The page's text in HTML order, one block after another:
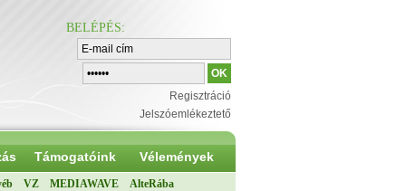
BELÉPÉS:
Regisztráció
Jelszóemlékeztető
Támogatóink Vélemények
VZ MEDIAWAVE AlteRába